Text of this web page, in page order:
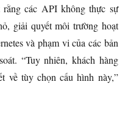
các API không thực sự
giải quyết môi trường hoạt
và phạm vi của các bản
“Tuy nhiên, khách hàng
về tùy chọn cấu hình này,”